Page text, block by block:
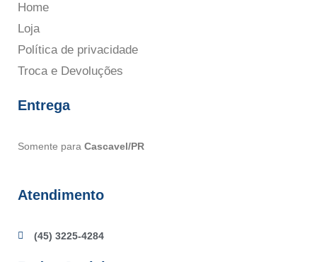
Home
Loja
Política de privacidade
Troca e Devoluções
Entrega
Somente para Cascavel/PR
Atendimento
(45) 3225-4284